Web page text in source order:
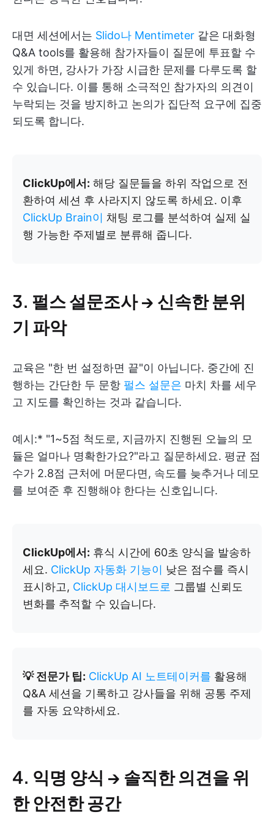
대면 세션에서는 Slido나 Mentimeter 같은 대화형
Q&A tools를 활용해 참가자들이 질문에 투표할 수
있게 하면, 강사가 가장 시급한 문제를 다루도록 할
수 있습니다. 이를 통해 소극적인 참가자의 의견이
누락되는 것을 방지하고 논의가 집단적 요구에 집중
되도록 합니다.
ClickUp에서: 해당 질문들을 하위 작업으로 전
환하여 세션 후 사라지지 않도록 하세요. 이후
ClickUp Brain이 채팅 로그를 분석하여 실제 실
행 가능한 주제별로 분류해 줍니다.
3. 펄스 설문조사 → 신속한 분위
기 파악
교육은 "한 번 설정하면 끝"이 아닙니다. 중간에 진
행하는 간단한 두 문항 펄스 설문은 마치 차를 세우
고 지도를 확인하는 것과 같습니다.
예시:* "1~5점 척도로, 지금까지 진행된 오늘의 모
듈은 얼마나 명확한가요?"라고 질문하세요. 평균 점
수가 2.8점 근처에 머문다면, 속도를 늦추거나 데모
를 보여준 후 진행해야 한다는 신호입니다.
ClickUp에서: 휴식 시간에 60초 양식을 발송하
세요. ClickUp 자동화 기능이 낮은 점수를 즉시
표시하고, ClickUp 대시보드로 그룹별 신뢰도
변화를 추적할 수 있습니다.
💡 전문가 팁: ClickUp AI 노트테이커를 활용해
Q&A 세션을 기록하고 강사들을 위해 공통 주제
를 자동 요약하세요.
4. 익명 양식 → 솔직한 의견을 위
한 안전한 공간